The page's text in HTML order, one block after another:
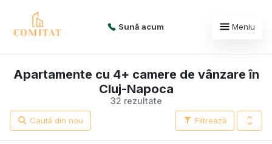
Sună acum Meniu
32 rezultate
Apartamente cu 4+ camere de vânzare în
Cluj-Napoca
Filtrează
Caută din nou